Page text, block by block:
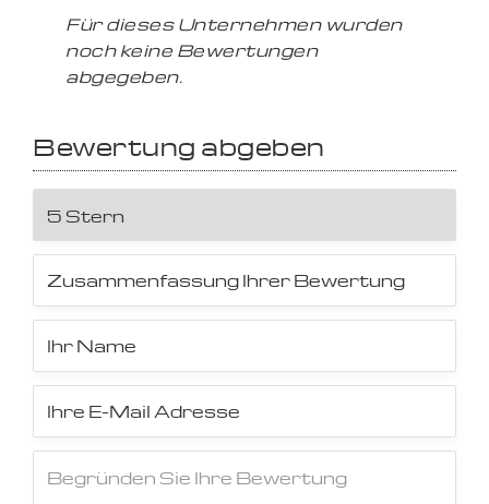
Für dieses Unternehmen wurden
noch keine Bewertungen
abgegeben.
Bewertung abgeben